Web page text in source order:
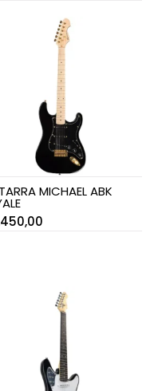
MICHAEL ABK